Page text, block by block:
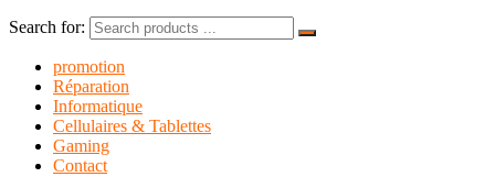
Search for:
promotion
Réparation
Informatique
Cellulaires & Tablettes
Gaming
Contact